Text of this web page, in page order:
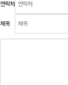
연락처
제목